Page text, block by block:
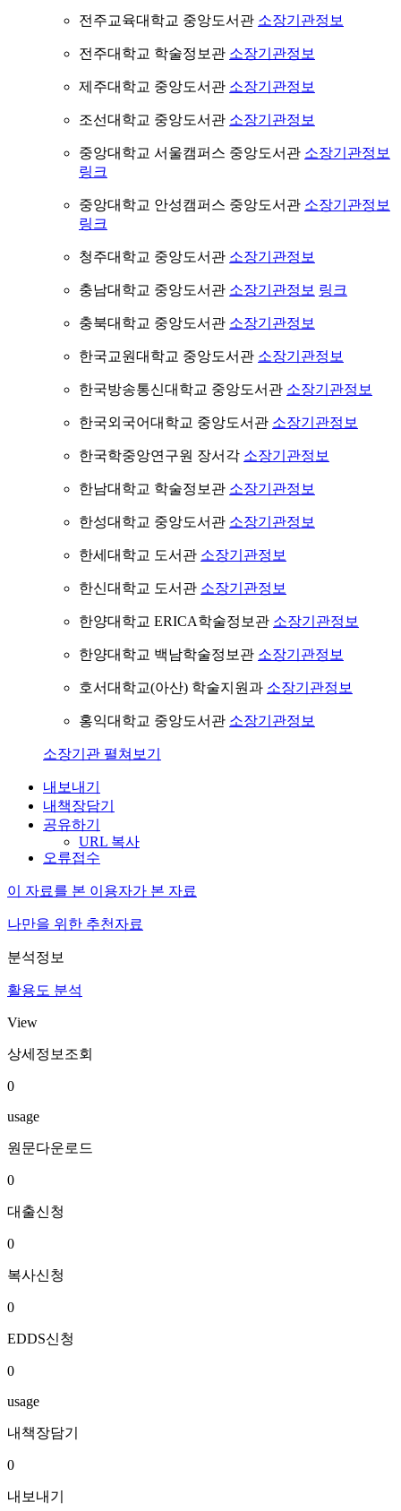
전주교육대학교 중앙도서관 소장기관정보
전주대학교 학술정보관 소장기관정보
제주대학교 중앙도서관 소장기관정보
조선대학교 중앙도서관 소장기관정보
중앙대학교 서울캠퍼스 중앙도서관 소장기관정보
링크
중앙대학교 안성캠퍼스 중앙도서관 소장기관정보
링크
청주대학교 중앙도서관 소장기관정보
충남대학교 중앙도서관 소장기관정보 링크
충북대학교 중앙도서관 소장기관정보
한국교원대학교 중앙도서관 소장기관정보
한국방송통신대학교 중앙도서관 소장기관정보
한국외국어대학교 중앙도서관 소장기관정보
한국학중앙연구원 장서각 소장기관정보
한남대학교 학술정보관 소장기관정보
한성대학교 중앙도서관 소장기관정보
한세대학교 도서관 소장기관정보
한신대학교 도서관 소장기관정보
한양대학교 ERICA학술정보관 소장기관정보
한양대학교 백남학술정보관 소장기관정보
호서대학교(아산) 학술지원과 소장기관정보
홍익대학교 중앙도서관 소장기관정보
소장기관 펼쳐보기
내보내기
내책장담기
공유하기
URL 복사
오류접수
이 자료를 본 이용자가 본 자료
나만을 위한 추천자료
분석정보
활용도 분석
View
상세정보조회
0
usage
원문다운로드
0
대출신청
0
복사신청
0
EDDS신청
0
usage
내책장담기
0
내보내기